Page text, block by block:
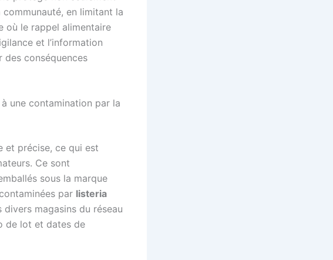
communauté, en limitant la
où le rappel alimentaire
et l’information
des conséquences
une contamination par la
et précise, ce qui est
Ce sont
sous la marque
par listeria
magasins du réseau
de lot et dates de